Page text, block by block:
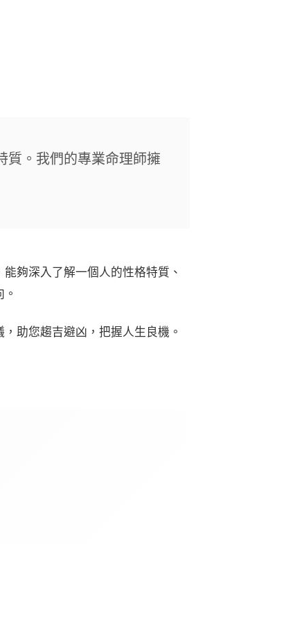
質。我們的專業命理師擁
夠深入了解一個人的性格特質、
助您趨吉避凶，把握人生良機。